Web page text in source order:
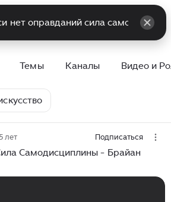
Темы Каналы Видео и
5 лет Подписаться
Самодисциплины - Брайан